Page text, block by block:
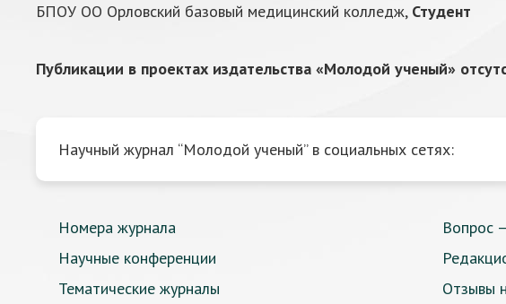
БПОУ ОО Орловский базовый медицинский колледж, Студент
Публикации в проектах издательства «Молодой ученый»
Научный журнал “Молодой ученый” в социальных сетях:
Номера журнала
Научные конференции
Тематические журналы
Вопрос
Отзывы